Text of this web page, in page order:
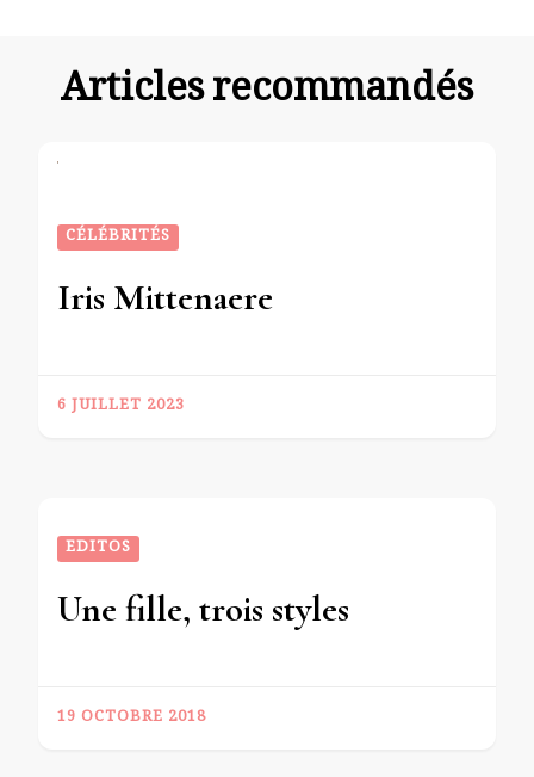
Articles recommandés
CÉLÉBRITÉS
Iris Mittenaere
6 JUILLET 2023
EDITOS
Une fille, trois styles
19 OCTOBRE 2018